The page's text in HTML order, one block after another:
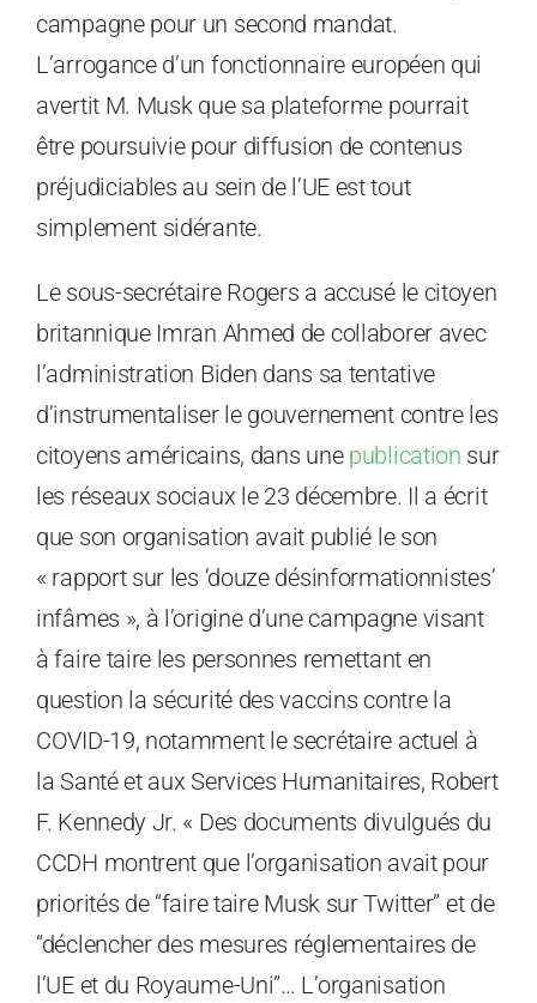
campagne pour un second mandat.
L’arrogance d’un fonctionnaire européen qui
avertit M. Musk que sa plateforme pourrait
être poursuivie pour diffusion de contenus
préjudiciables au sein de l’UE est tout
simplement sidérante.
Le sous-secrétaire Rogers a accusé le citoyen
britannique Imran Ahmed de collaborer avec
l’administration Biden dans sa tentative
d’instrumentaliser le gouvernement contre les
citoyens américains, dans une publication sur
les réseaux sociaux le 23 décembre. Il a écrit
que son organisation avait publié le son
« rapport sur les ‘douze désinformationnistes’
infâmes », à l’origine d’une campagne visant
à faire taire les personnes remettant en
question la sécurité des vaccins contre la
COVID-19, notamment le secrétaire actuel à
la Santé et aux Services Humanitaires, Robert
F. Kennedy Jr. « Des documents divulgués du
CCDH montrent que l’organisation avait pour
priorités de “faire taire Musk sur Twitter” et de
“déclencher des mesures réglementaires de
l’UE et du Royaume-Uni”… L’organisation